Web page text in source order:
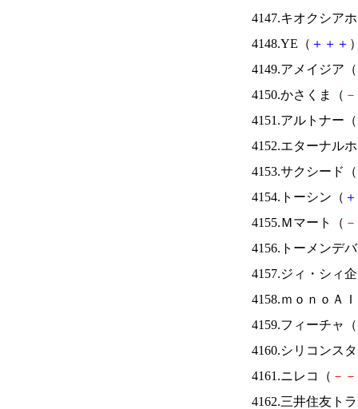
4147.キオクシア
4148.YE（ ＋ ＋ ＋
4149.アメイジア（
4150.かさくま（ －
4151.アルトナー（
4152.エターナル
4153.サクシード（
4154.トーシン（ ＋
4155.Ｍマート（ －
4156.トーメンデ
4157.ジィ・シィ
4158.ｍｏｎｏＡ
4159.フィーチャ（
4160.シリコンス
4161.ニレコ（ － －
4162.三井住友ト